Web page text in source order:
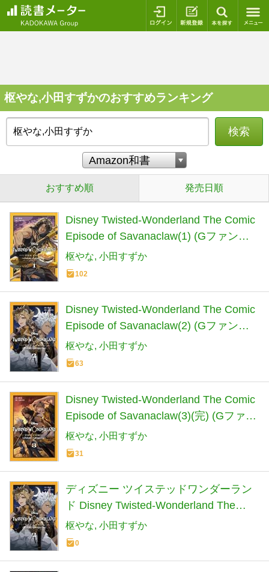
ログイン 新規登録
枢やな,小田すずかのおすすめランキング
検索
おすすめ順 発売日順
Disney Twisted-Wonderland The Comic
Episode of Savanaclaw(1) (Gファンタ
ジーコミックス)
枢やな 小田すずか
102
Disney Twisted-Wonderland The Comic
Episode of Savanaclaw(2) (Gファンタ
ジーコミックス)
枢やな 小田すずか
63
Disney Twisted-Wonderland The Comic
Episode of Savanaclaw(3)(完) (Gファン
タジーコミックス)
枢やな 小田すずか
31
ディズニー ツイステッドワンダーラン
ド Disney Twisted-Wonderland The
Comic Episode of Savanaclaw コミッ
ク 1-2巻セット (スクウェア・エニッ
枢やな 小田すずか
0